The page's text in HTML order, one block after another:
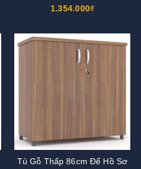
1.354.000₫
Tủ Gỗ Thấp 86cm Để Hồ Sơ